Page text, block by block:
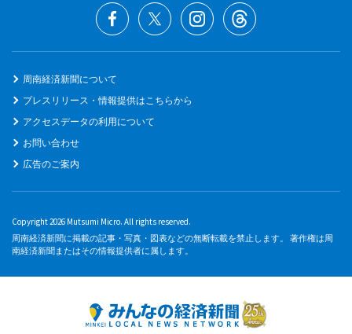
周南経済新聞について
プレスリリース・情報提供はこちらから
アクセスデータの利用について
お問い合わせ
広告のご案内
Copyright 2026 Mutsumi Micro. All rights reserved.
周南経済新聞に掲載の記事・写真・図表などの無断転載を禁止します。 著作権は周
南経済新聞またはその情報提供者に属します。